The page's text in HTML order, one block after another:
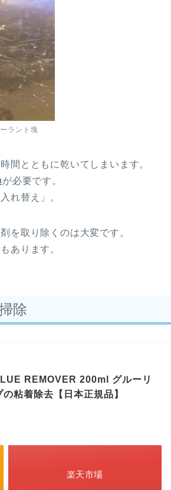
ラント塊
間とともに乾いてしまいます。
が必要です。
れ替え」。
を取り除くのは大変です。
あります。
除
REMOVER 200ml グルーリ
粘着除去【日本正規品】
楽天市場